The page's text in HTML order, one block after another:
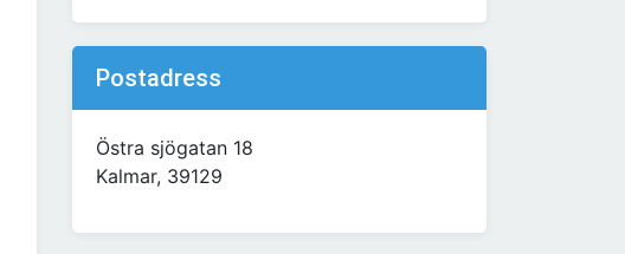
Postadress
Östra sjögatan 18
Kalmar, 39129